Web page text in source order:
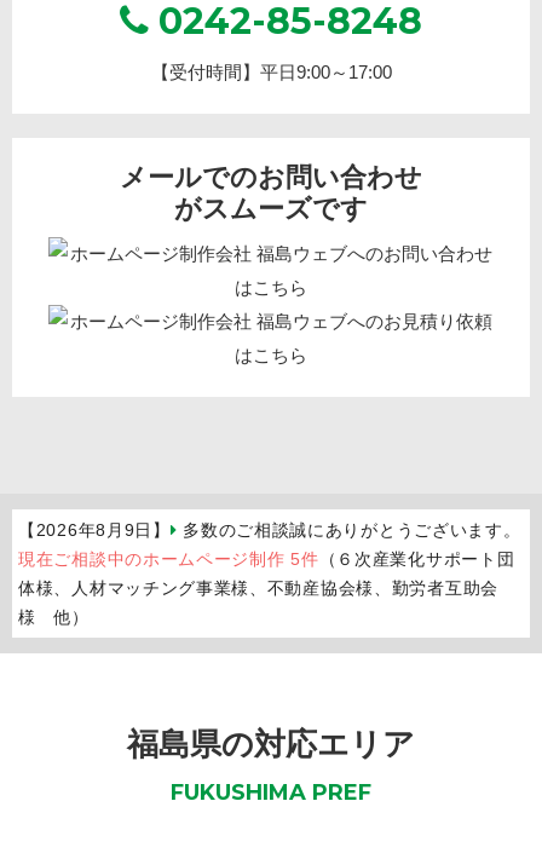
0242-85-8248
【受付時間】平日9:00～17:00
メールでのお問い合わせ
がスムーズです
【2026年8月9日】
多数のご相談誠にありがとうございます。
現在ご相談中のホームページ制作 5件 （６次産業化サポート団
体様、人材マッチング事業様、不動産協会様、勤労者互助会
様 他）
福島県の対応エリア
FUKUSHIMA PREF